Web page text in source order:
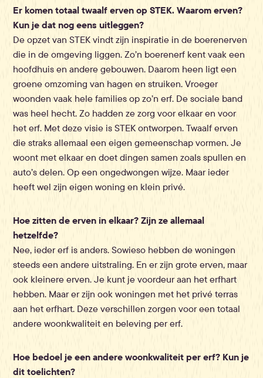
Er komen totaal twaalf erven op STEK. Waarom erven?
Kun je dat nog eens uitleggen?
De opzet van STEK vindt zijn inspiratie in de boerenerven
die in de omgeving liggen. Zo’n boerenerf kent vaak een
hoofdhuis en andere gebouwen. Daarom heen ligt een
groene omzoming van hagen en struiken. Vroeger
woonden vaak hele families op zo’n erf. De sociale band
was heel hecht. Zo hadden ze zorg voor elkaar en voor
het erf. Met deze visie is STEK ontworpen. Twaalf erven
die straks allemaal een eigen gemeenschap vormen. Je
woont met elkaar en doet dingen samen zoals spullen en
auto’s delen. Op een ongedwongen wijze. Maar ieder
heeft wel zijn eigen woning en klein privé.
Hoe zitten de erven in elkaar? Zijn ze allemaal
hetzelfde?
Nee, ieder erf is anders. Sowieso hebben de woningen
steeds een andere uitstraling. En er zijn grote erven, maar
ook kleinere erven. Je kunt je voordeur aan het erfhart
hebben. Maar er zijn ook woningen met het privé terras
aan het erfhart. Deze verschillen zorgen voor een totaal
andere woonkwaliteit en beleving per erf.
Hoe bedoel je een andere woonkwaliteit per erf? Kun je
dit toelichten?